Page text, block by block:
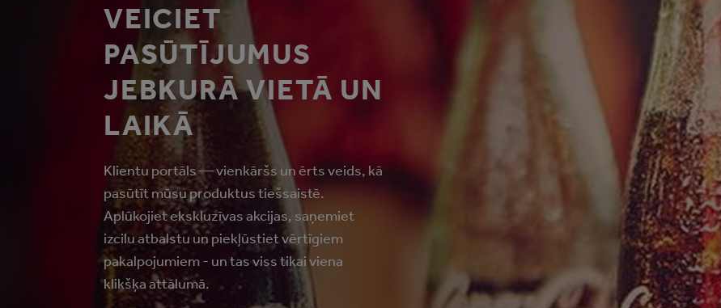
VEICIET
PASŪTĪJUMUS
JEBKURĀ VIETĀ UN
LAIKĀ
Klientu portāls — vienkāršs un ērts veids, kā
pasūtīt mūsu produktus tiešsaistē.
Aplūkojiet ekskluzīvas akcijas, saņemiet
izcilu atbalstu un piekļūstiet vērtīgiem
pakalpojumiem - un tas viss tikai viena
klikšķa attālumā.